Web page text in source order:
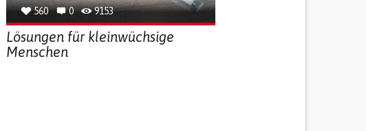
560 0 9153
Lösungen für kleinwüchsige
Menschen